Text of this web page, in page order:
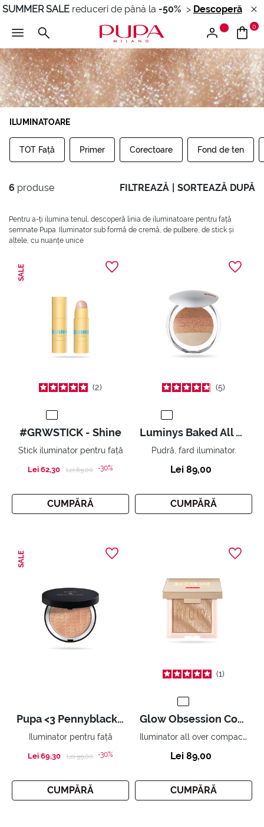
SUMMER SALEreduceri de până la -50% > Descoperă
0
ILUMINATOARE
TOT Față Primer Corectoare Fond de ten
6 produse FILTREAZĂ SORTEAZĂ DUPĂ
Pentru a-ți ilumina tenul, descoperă linia de iluminatoare pentru față
semnate Pupa. Iluminator sub formă de cremă, de pulbere, de stick și
altele, cu nuanțe unice
SALE
2
#GRWSTICK - Shine
Stick iluminator pentru față
Lei 62,30 Price reduced from
Lei 89,00to-30%
CUMPĂRĂ
5
Luminys Baked All Over Illuminating Blush-Powder
Pudră, fard iluminator.
Lei 89,00
CUMPĂRĂ
SALE
Pupa <3 Pennyblack - Face Highlighter
Iluminator pentru față
Lei 69,30 Price reduced from
Lei 99,00to-30%
CUMPĂRĂ
1
Glow Obsession Compact Highlighter
Iluminator all over compact. Efect lumină pură.
Lei 89,00
CUMPĂRĂ